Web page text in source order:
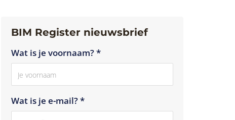
BIM Register nieuwsbrief
Wat is je voornaam? *
Wat is je e-mail? *